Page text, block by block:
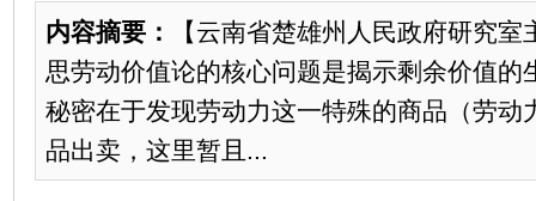
内容摘要：
【云南省楚雄州人民政府研
思劳动价值论的核心问题是揭示剩余价值的
秘密在于发现劳动力这一特殊的商品（劳动
品出卖，这里暂且...